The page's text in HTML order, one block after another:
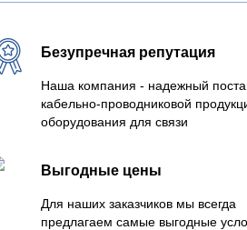
Безупречная репутация
Наша компания - надежный
кабельно-проводниковой
оборудования для связи
Выгодные цены
Для наших заказчиков мы всегда
предлагаем самые выгодные